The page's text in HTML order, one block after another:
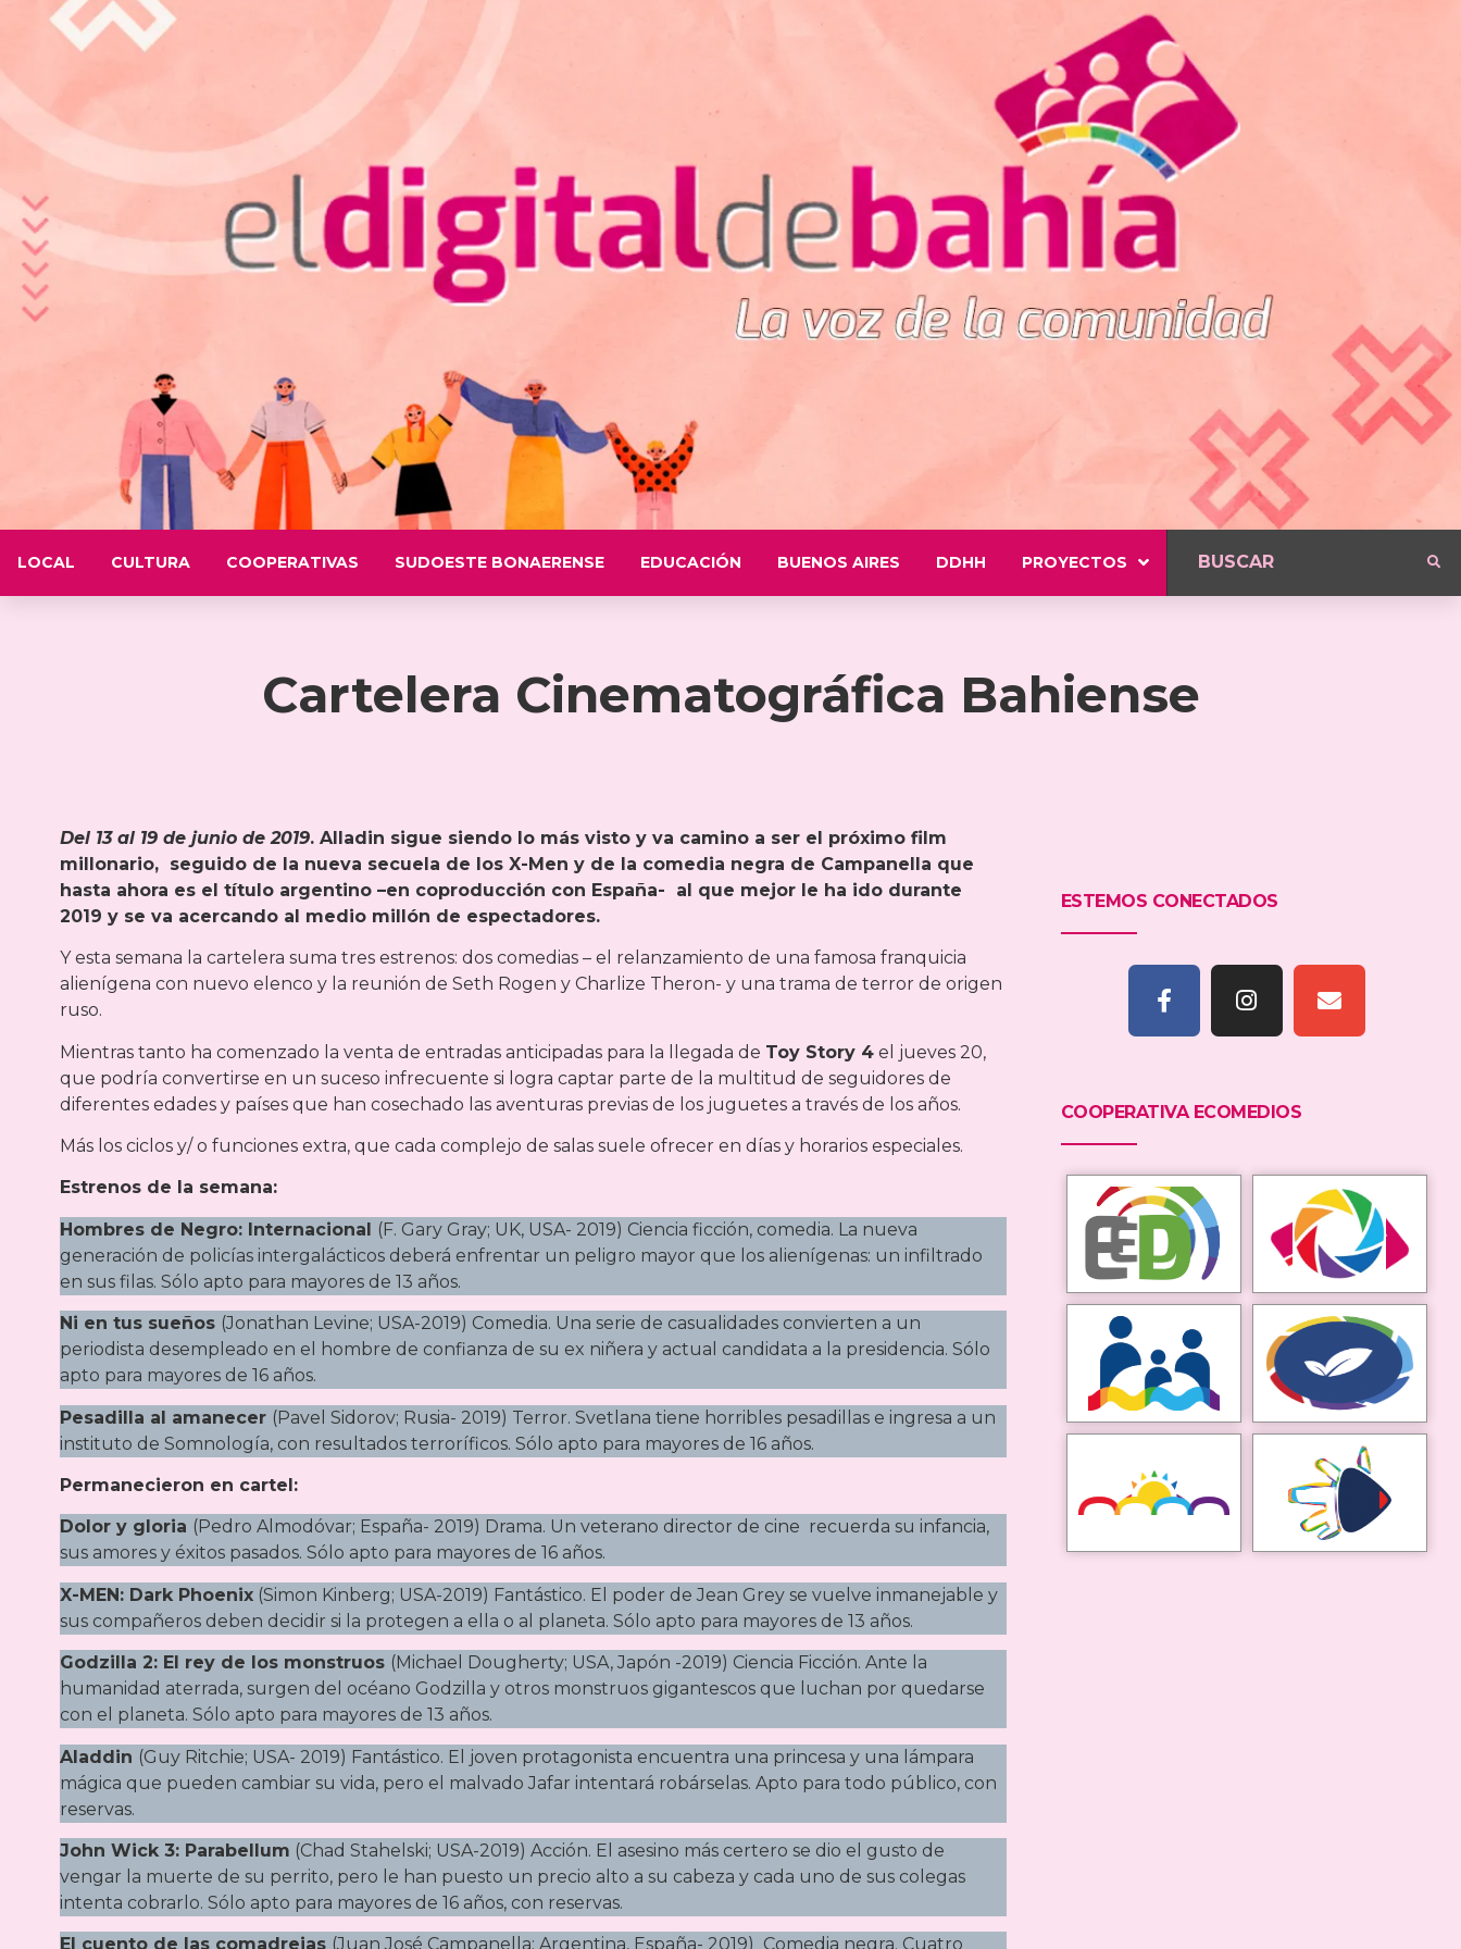
LOCAL CULTURA COOPERATIVAS SUDOESTE BONAERENSE EDUCACIÓN BUENOS AIRES DDHH PROYECTOS
Cartelera Cinematográfica Bahiense
Del 13 al 19 de junio de 2019. Alladin sigue siendo lo más visto y va camino a ser el próximo film
millonario, seguido de la nueva secuela de los X-Men y de la comedia negra de Campanella que
hasta ahora es el título argentino –en coproducción con España- al que mejor le ha ido durante
2019 y se va acercando al medio millón de espectadores.
Y esta semana la cartelera suma tres estrenos: dos comedias – el relanzamiento de una famosa franquicia
alienígena con nuevo elenco y la reunión de Seth Rogen y Charlize Theron- y una trama de terror de origen
ruso.
Mientras tanto ha comenzado la venta de entradas anticipadas para la llegada de Toy Story 4 el jueves 20,
que podría convertirse en un suceso infrecuente si logra captar parte de la multitud de seguidores de
diferentes edades y países que han cosechado las aventuras previas de los juguetes a través de los años.
Más los ciclos y/ o funciones extra, que cada complejo de salas suele ofrecer en días y horarios especiales.
Estrenos de la semana:
Hombres de Negro: Internacional (F. Gary Gray; UK, USA- 2019) Ciencia ficción, comedia. La nueva
generación de policías intergalácticos deberá enfrentar un peligro mayor que los alienígenas: un infiltrado
en sus filas. Sólo apto para mayores de 13 años.
Ni en tus sueños (Jonathan Levine; USA-2019) Comedia. Una serie de casualidades convierten a un
periodista desempleado en el hombre de confianza de su ex niñera y actual candidata a la presidencia. Sólo
apto para mayores de 16 años.
Pesadilla al amanecer (Pavel Sidorov; Rusia- 2019) Terror. Svetlana tiene horribles pesadillas e ingresa a un
instituto de Somnología, con resultados terroríficos. Sólo apto para mayores de 16 años.
Permanecieron en cartel:
Dolor y gloria (Pedro Almodóvar; España- 2019) Drama. Un veterano director de cine recuerda su infancia,
sus amores y éxitos pasados. Sólo apto para mayores de 16 años.
X-MEN: Dark Phoenix (Simon Kinberg; USA-2019) Fantástico. El poder de Jean Grey se vuelve inmanejable y
sus compañeros deben decidir si la protegen a ella o al planeta. Sólo apto para mayores de 13 años.
Godzilla 2: El rey de los monstruos (Michael Dougherty; USA, Japón -2019) Ciencia Ficción. Ante la
humanidad aterrada, surgen del océano Godzilla y otros monstruos gigantescos que luchan por quedarse
con el planeta. Sólo apto para mayores de 13 años.
Aladdin (Guy Ritchie; USA- 2019) Fantástico. El joven protagonista encuentra una princesa y una lámpara
mágica que pueden cambiar su vida, pero el malvado Jafar intentará robárselas. Apto para todo público, con
reservas.
John Wick 3: Parabellum (Chad Stahelski; USA-2019) Acción. El asesino más certero se dio el gusto de
vengar la muerte de su perrito, pero le han puesto un precio alto a su cabeza y cada uno de sus colegas
intenta cobrarlo. Sólo apto para mayores de 16 años, con reservas.
El cuento de las comadrejas (Juan José Campanella; Argentina, España- 2019) Comedia negra. Cuatro
ESTEMOS CONECTADOS
COOPERATIVA ECOMEDIOS